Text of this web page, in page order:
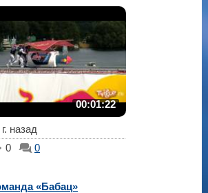
00:01:22
назад
0
0
«Бабац»